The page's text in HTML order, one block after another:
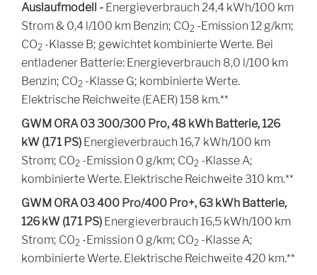
Auslaufmodell - Energieverbrauch 24,4 kWh/100 km
Strom & 0,4 l/100 km Benzin; CO2 CO2
-Emission 12 g/km;
CO2 CO2
-Klasse B; gewichtet kombinierte Werte. Bei
entladener Batterie: Energieverbrauch 8,0 l/100 km
Benzin; CO2 CO2
-Klasse G; kombinierte Werte.
Elektrische Reichweite (EAER) 158 km.**
GWM ORA 03 300/300 Pro, 48 kWh Batterie, 126
kW (171 PS) Energieverbrauch 16,7 kWh/100 km
Strom; CO2 CO2
-Emission 0 g/km; CO2 CO2
-Klasse A;
kombinierte Werte. Elektrische Reichweite 310 km.**
GWM ORA 03 400 Pro/400 Pro+, 63 kWh Batterie,
126 kW (171 PS) Energieverbrauch 16,5 kWh/100 km
Strom; CO2 CO2
-Emission 0 g/km; CO2 CO2
-Klasse A;
kombinierte Werte. Elektrische Reichweite 420 km.**